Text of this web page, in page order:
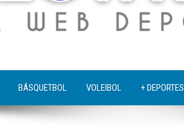
BÁSQUETBOL VOLEIBOL + DEPORTES